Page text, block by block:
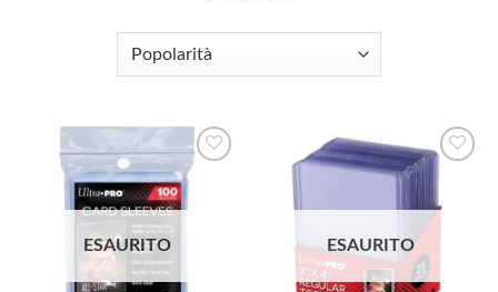
ESAURITO
Aggiungi
desideri
ESAURITO